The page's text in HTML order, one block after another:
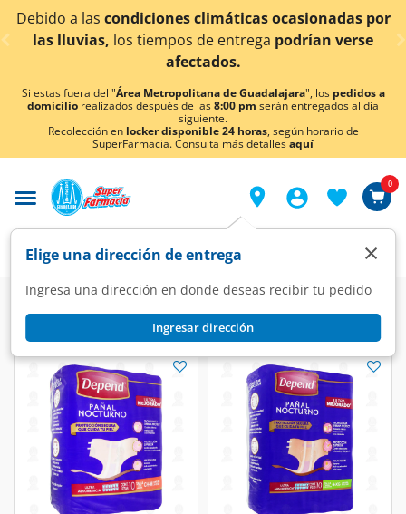
< div class="carousel-inner">
climáticas ocasionadas por
tiempos de entregapodrían verse
¡Ahora
Si estas fuera del "Área Metropolitana de Guadalajara", los pedidos a
domicilio realizados después de las8:00 pm serán entregados al día
siguiente.
Recolección en locker disponible 24 horas, según horario de
SuperFarmacia. Consulta más detallesaquí
Elige una dirección de entrega
Ingresa una dirección en donde deseas recibir tu pedido
Ingresar dirección
×
0
(7 productos)